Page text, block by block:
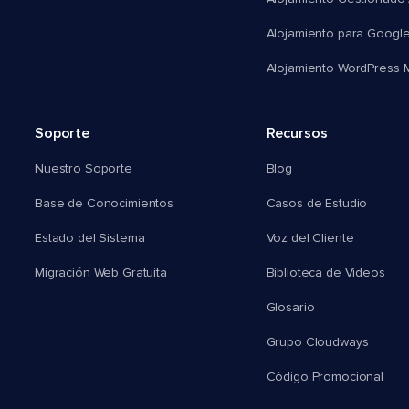
Alojamiento para
Alojamiento WordPress
Soporte
Nuestro Soporte
Base de Conocimientos
Estado del Sistema
Migración Web Gratuita
Recursos
Blog
Casos de Estudio
Voz del Cliente
Biblioteca de Videos
Glosario
Grupo Cloudways
Código Promocional